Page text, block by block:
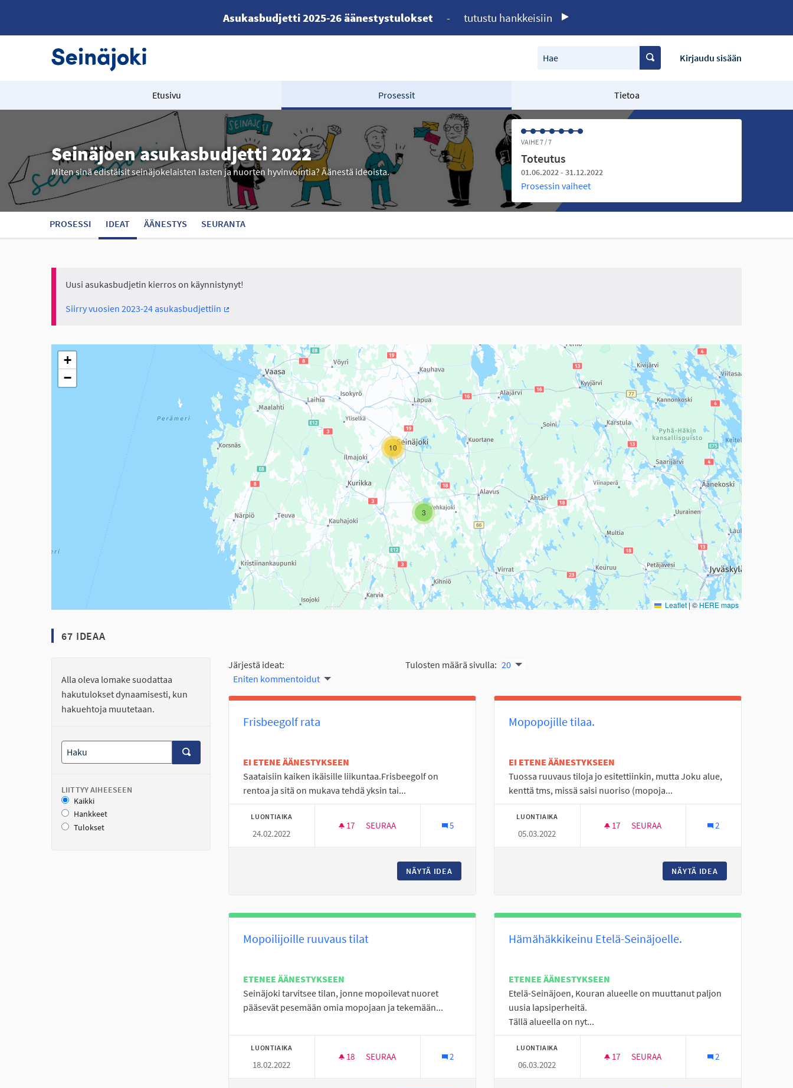
Asukasbudjetti 2025-26 äänestystulokset - tutustu hankkeisiin
Hae Kirjaudu sisään
Etusivu Prosessit Tietoa
Seinäjoen asukasbudjetti 2022
Miten sinä edistäisit seinäjokelaisten lasten ja nuorten hyvinvointia? Äänestä ideoista.
VAIHE 7 / 7
Toteutus
01.06.2022 - 31.12.2022
Prosessin vaiheet
PROSESSI IDEAT ÄÄNESTYS SEURANTA
Uusi asukasbudjetin kierros on käynnistynyt!
Siirry vuosien 2023-24 asukasbudjettiin
Seuraavassa elementissä on kartta, joka esittää tämän sivun tietueet karttapisteinä. Elementtiä voi käyttää ruudunlukijalla, mutta se voi olla vaikeaselkoinen.
3
10
+
−
Leaflet | ©HERE maps
67 IDEAA
Alla oleva lomake suodattaa
hakutulokset dynaamisesti, kun
hakuehtoja muutetaan.
LIITTYY AIHEESEEN
Kaikki
Hankkeet
Tulokset
Järjestä ideat:
Eniten kommentoidut
Tulosten määrä sivulla: 20
Frisbeegolf rata
EI ETENE ÄÄNESTYKSEEN
Saataisiin kaiken ikäisille liikuntaa.Frisbeegolf on
rentoa ja sitä on mukava tehdä yksin tai...
LUONTIAIKA
24.02.2022
17 17 SEURAAJAA
SEURAA 5
NÄYTÄ IDEA
Mopopojille tilaa.
EI ETENE ÄÄNESTYKSEEN
Tuossa ruuvaus tiloja jo esitettiinkin, mutta Joku alue,
kenttä tms, missä saisi nuoriso (mopoja...
LUONTIAIKA
05.03.2022
17 17 SEURAAJAA
SEURAA 2
NÄYTÄ IDEA
Mopoilijoille ruuvaus tilat
ETENEE ÄÄNESTYKSEEN
Seinäjoki tarvitsee tilan, jonne mopoilevat nuoret
pääsevät pesemään omia mopojaan ja tekemään...
LUONTIAIKA
18.02.2022
18 18 SEURAAJAA
SEURAA 2
Hämähäkkikeinu Etelä-Seinäjoelle.
ETENEE ÄÄNESTYKSEEN
Etelä-Seinäjoen, Kouran alueelle on muuttanut paljon
uusia lapsiperheitä.
Tällä alueella on nyt...
LUONTIAIKA
06.03.2022
17 17 SEURAAJAA
SEURAA 2